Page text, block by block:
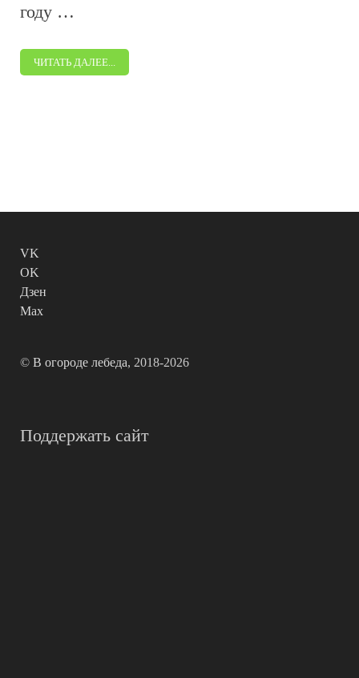
году …
ЧИТАТЬ ДАЛЕЕ...
VK
OK
Дзен
Max
© В огороде лебеда, 2018-2026
Поддержать сайт